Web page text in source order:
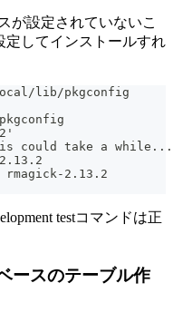
が設定されていないこ
定してインストールすれ
local/lib/pkgconfig
could take a while...
2.13.2
testコマンドは正
ースのテーブル作